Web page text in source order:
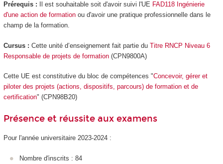
Prérequis : Il est souhaitable soit d'avoir suivi l'UE FAD118 Ingénierie
d'une action de formationou d'avoir une pratique professionnelle dans le
champ de la formation.
Cursus : Cette unité d’enseignement fait partie du Titre RNCP Niveau 6
Responsable de projets de formation(CPN9800A)
Cette UE est constitutive du bloc de compétences "Concevoir, gérer et
piloter des projets (actions, dispositifs, parcours) de formation et de
certification" (CPN98B20)
Présence et réussite aux examens
Pour l'année universitaire 2023-2024 :
Nombre d'inscrits : 84